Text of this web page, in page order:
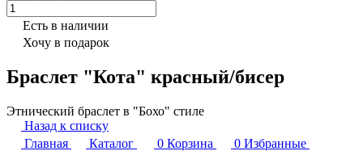
Есть в наличии
Хочу в подарок
Браслет "Кота" красный/бисер
Этнический браслет в "Бохо" стиле
Назад к списку
Главная
Каталог 0 Корзина 0 Избранные